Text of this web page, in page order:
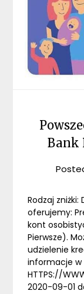
Bank
Rodzaj
oferujemy:
kont
Pierwsze).
udzielenie
informacje w
HTTPS://
2020-09-01